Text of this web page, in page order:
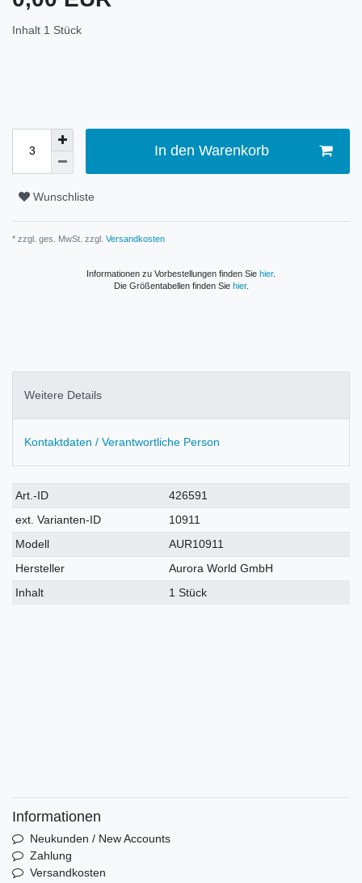
Inhalt 1 Stück
In den Warenkorb
Wunschliste
* zzgl. ges. MwSt. zzgl. Versandkosten
Informationen zu Vorbestellungen finden Sie hier.
Die Größentabellen finden Sie hier.
Weitere Details
Kontaktdaten / Verantwortliche Person
Technisches
Merkmal
Wert
Art.-ID
426591
ext. Varianten-ID
10911
Modell
AUR10911
Hersteller
Aurora World GmbH
Inhalt
1 Stück
Informationen
Neukunden / New Accounts
Zahlung
Versandkosten